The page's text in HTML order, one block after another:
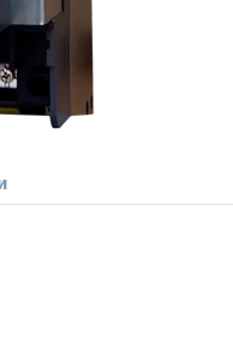
контуром)